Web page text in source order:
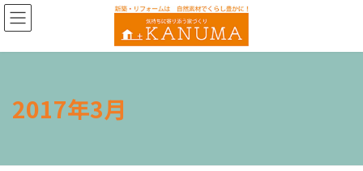
コ
ン
ン
ナ
ビ
ー
2017年3月